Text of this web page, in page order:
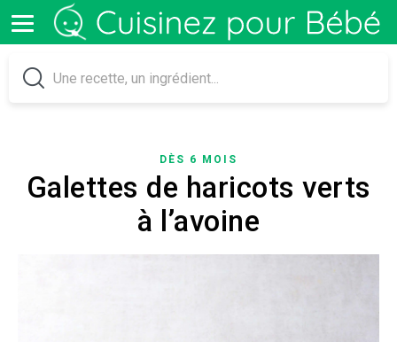
DÈS 6 MOIS
Galettes de haricots verts
à l’avoine